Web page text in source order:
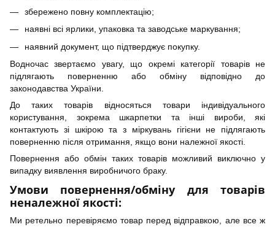
збережено повну комплектацію;
наявні всі ярлики, упаковка та заводське маркування;
наявний документ, що підтверджує покупку.
Водночас звертаємо увагу, що окремі категорії товарів не
підлягають поверненню або обміну відповідно до
законодавства України.
До таких товарів відносяться товари індивідуального
користування, зокрема шкарпетки та інші вироби, які
контактують зі шкірою та з міркувань гігієни не підлягають
поверненню після отримання, якщо вони належної якості.
Повернення або обмін таких товарів можливий виключно у
випадку виявлення виробничого браку.
Умови повернення/обміну для товарів
неналежної якості:
Ми ретельно перевіряємо товар перед відправкою, але все ж